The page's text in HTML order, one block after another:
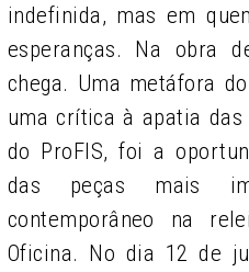
indefinida, mas em
esperanças. Na obra
chega. Uma metáfora
uma crítica à apatia das
do ProFIS, foi a
das peças mais
contemporâneo na
Oficina. No dia 12 de